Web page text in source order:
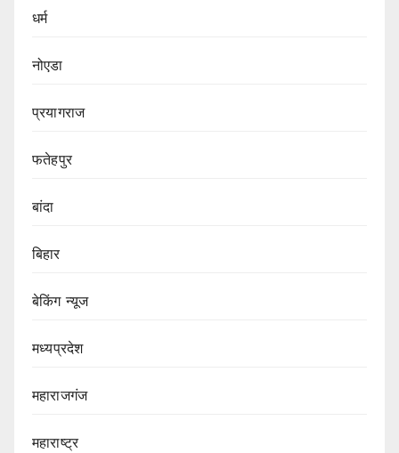
धर्म
नोएडा
प्रयागराज
फतेहपुर
बांदा
बिहार
बेकिंग न्यूज
मध्यप्रदेश
महाराजगंज
महाराष्ट्र